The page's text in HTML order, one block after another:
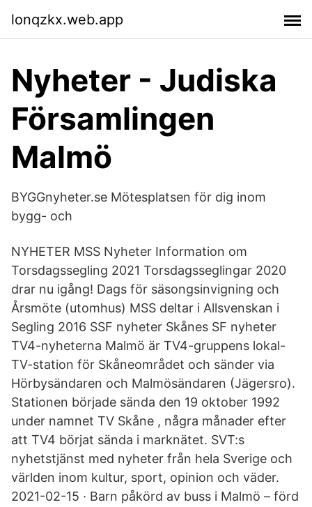
lonqzkx.web.app
Nyheter - Judiska
Församlingen
Malmö
BYGGnyheter.se Mötesplatsen för dig inom
bygg- och
NYHETER MSS Nyheter Information om
Torsdagssegling 2021 Torsdagsseglingar 2020
drar nu igång! Dags för säsongsinvigning och
Årsmöte (utomhus) MSS deltar i Allsvenskan i
Segling 2016 SSF nyheter Skånes SF nyheter
TV4-nyheterna Malmö är TV4-gruppens lokal-
TV-station för Skåneområdet och sänder via
Hörbysändaren och Malmösändaren (Jägersro).
Stationen började sända den 19 oktober 1992
under namnet TV Skåne , några månader efter
att TV4 börjat sända i marknätet. SVT:s
nyhetstjänst med nyheter från hela Sverige och
världen inom kultur, sport, opinion och väder.
2021-02-15 · Barn påkörd av buss i Malmö – förd